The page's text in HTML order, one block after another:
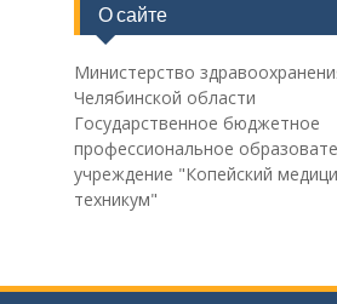
О сайте
Министерство
Челябинской области
Государственное бюджетное
профессиональное
учреждение "Копейский
техникум"